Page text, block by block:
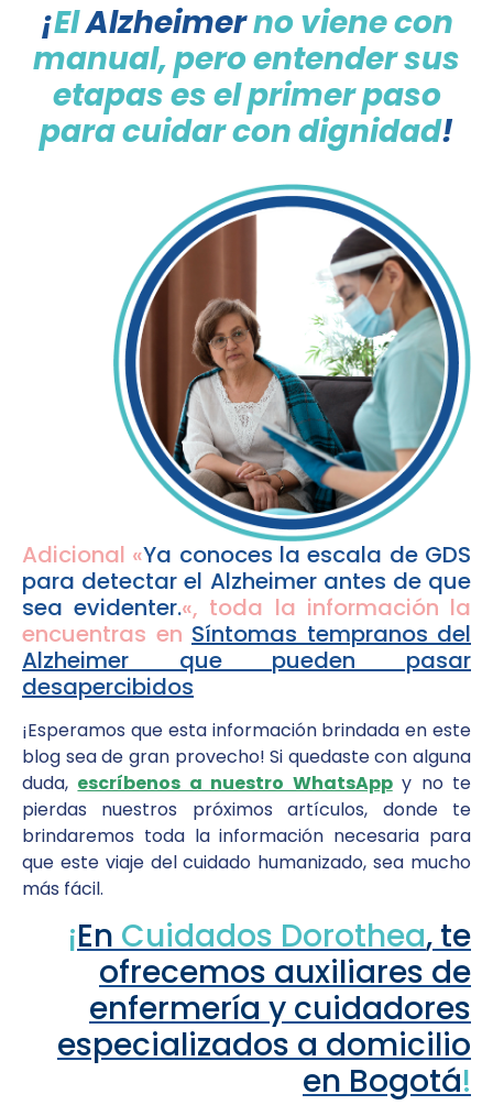
¡ElAlzheimerno viene con
manual, pero entender sus
etapas es el primer paso
para cuidar con dignidad!
Adicional «Ya conoces la escala de GDS
para detectar el Alzheimer antes de que
sea evidenter.«, toda la información la
encuentras en Síntomas tempranos del
Alzheimer que pueden pasar
desapercibidos
¡Esperamos que esta información brindada en este
blog sea de gran provecho! Si quedaste con alguna
duda, escríbenos a nuestro WhatsAppy no te
pierdas nuestros próximos artículos, donde te
brindaremos toda la información necesaria para
que este viaje del cuidado humanizado, sea mucho
más fácil.
¡En Cuidados Dorothea, te
ofrecemos auxiliares de
enfermería y cuidadores
especializados a domicilio
en Bogotá!